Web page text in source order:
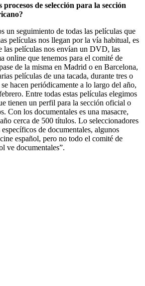
de selección para la sección
un seguimiento de todas las películas que
películas nos llegan por la vía habitual, es
las películas nos envían un DVD, las
online que tenemos para el comité de
de la misma en Madrid o en Barcelona,
películas de una tacada, durante tres o
hacen periódicamente a lo largo del año,
Entre todas estas películas elegimos
tienen un perfil para la sección oficial o
Con los documentales es una masacre,
cerca de 500 títulos. Lo seleccionadores
de documentales, algunos
español, pero no todo el comité de
ve documentales”.